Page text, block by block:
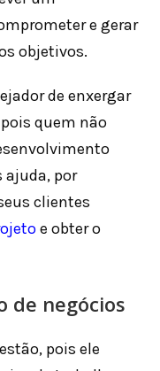
e gerar
objetivos.
de enxergar
quem não
ajuda, por
clientes
e obter o
de negócios
pois ele